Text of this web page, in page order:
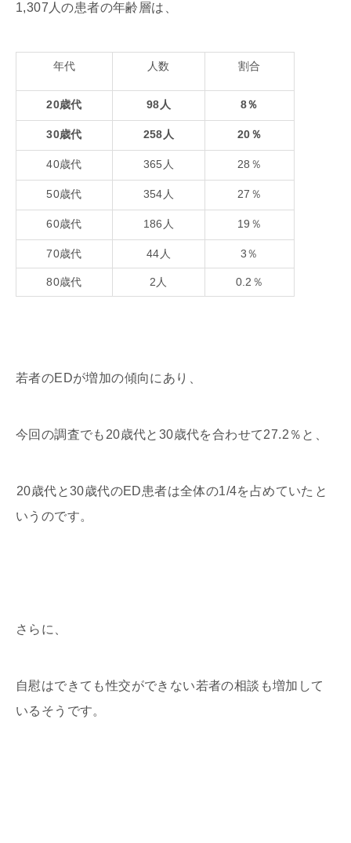
1,307人の患者の年齢層は、
年代 人数 割合
20歳代 98人 8％
30歳代 258人 20％
40歳代 365人 28％
50歳代 354人 27％
60歳代 186人 19％
70歳代 44人 3％
80歳代 2人 0.2％
若者のEDが増加の傾向にあり、
今回の調査でも20歳代と30歳代を合わせて27.2％と、
20歳代と30歳代のED患者は全体の1/4を占めていた と
いうのです。
さらに、
自慰はできても性交ができない若者の相談も増加して
いるそうです。